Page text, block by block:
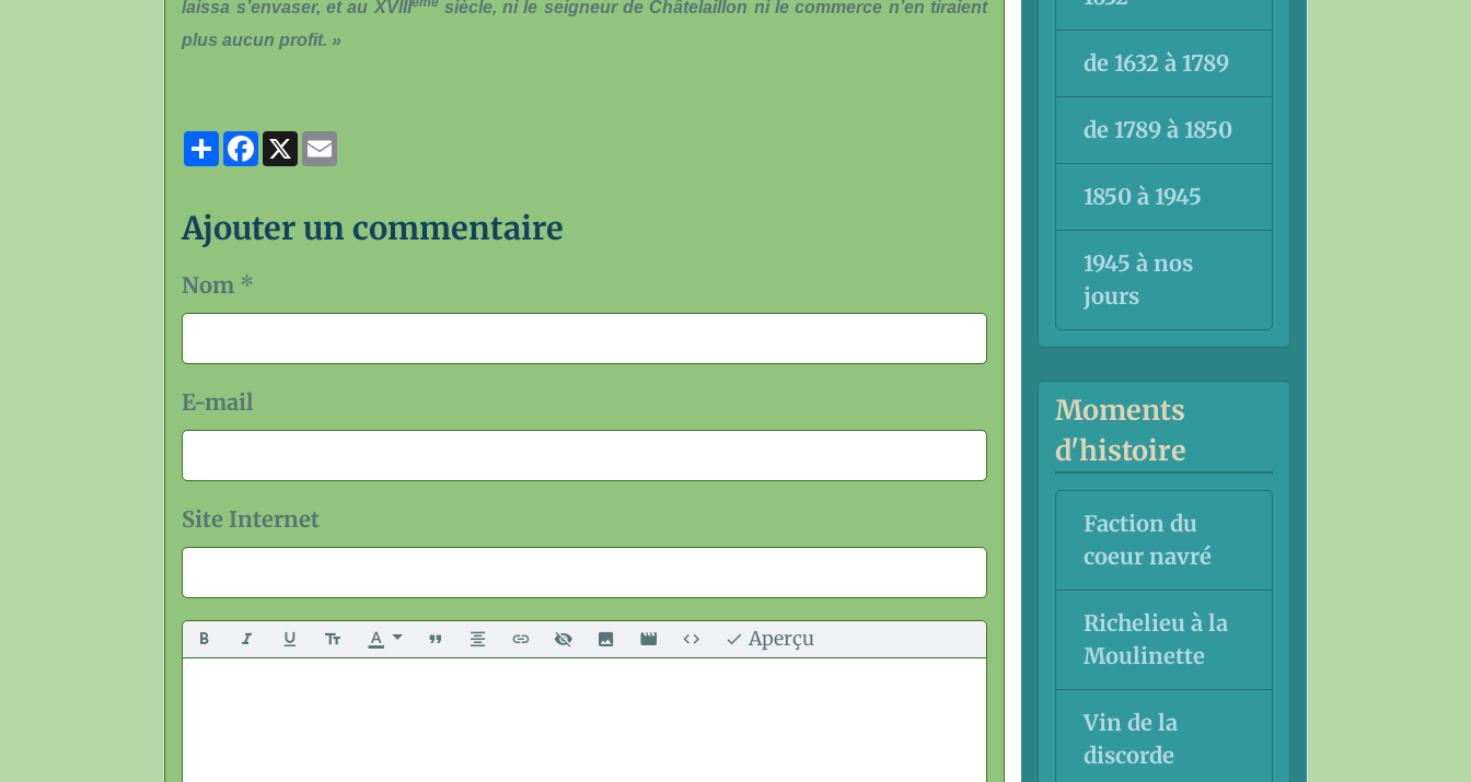
laissa s’envaser, et au XVIII
siècle, ni le seigneur de Châtelaillon ni le commerce n’en tiraient
plus aucun profit. »
Partager
Facebook
X
Ajouter un commentaire
Nom
E-mail
Site Internet
Aperçu
de 1632 à 1789
de 1789 à 1850
1850 à 1945
1945 à nos
jours
Moments
d'histoire
Faction du
coeur navré
Richelieu à la
Moulinette
Vin de la
discorde